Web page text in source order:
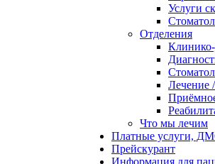
Услуги
Отделения
Клинико-
Лечение
Что мы лечим
Платные услуги,
Прейскурант
Информация для